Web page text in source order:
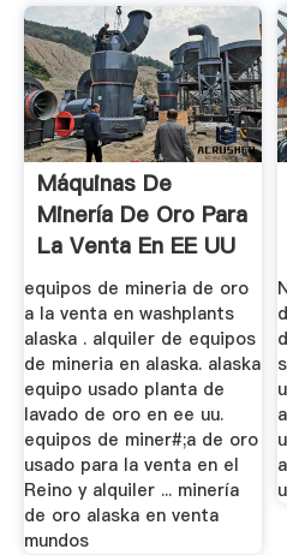
Máquinas De
Minería De Oro Para
La Venta En EE UU
equipos de mineria de oro
a la venta en washplants
alaska . alquiler de equipos
de mineria en alaska. alaska
equipo usado planta de
lavado de oro en ee uu.
equipos de miner#;a de oro
usado para la venta en el
Reino y alquiler ... minería
de oro alaska en venta
mundos